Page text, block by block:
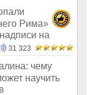
Рима»
на
31 323
чему
научить